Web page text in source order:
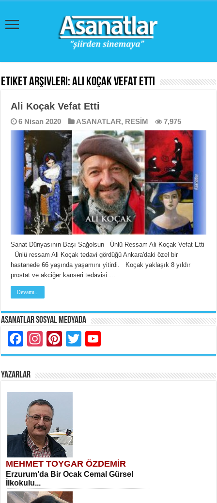
Etiket Arşivleri:Ali Koçak Vefat Etti
Ali Koçak Vefat Etti
6 Nisan 2020 ASANATLAR, RESİM 7,975
Sanat Dünyasının Başı Sağolsun Ünlü Ressam Ali Koçak Vefat Etti
Ünlü ressam Ali Koçak tedavi gördüğü Ankara'daki özel bir
hastanede 66 yaşında yaşamını yitirdi. Koçak yaklaşık 8 yıldır
prostat ve akciğer kanseri tedavisi …
Devamı...
Asanatlar Sosyal Medyada
Facebook
Instagram
Pinterest
Twitter
YAZARLAR
MEHMET TOYGAR ÖZDEMİR
Erzurum’da Bir Ocak Cemal Gürsel
İlkokulu...